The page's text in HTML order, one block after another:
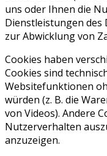
uns oder Ihnen die
Dienstleistungen des
zur Abwicklung von
Cookies haben
Cookies sind
Websitefunktionen
würden (z. B. die
von Videos). Andere
Nutzerverhalten
anzuzeigen.